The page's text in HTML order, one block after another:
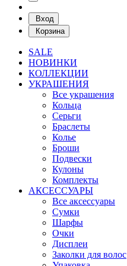
Вход
Корзина
SALE
НОВИНКИ
КОЛЛЕКЦИИ
УКРАШЕНИЯ
Все украшения
Кольца
Серьги
Браслеты
Колье
Броши
Подвески
Кулоны
Комплекты
АКСЕССУАРЫ
Все аксессуары
Сумки
Шарфы
Очки
Дисплеи
Заколки для волос